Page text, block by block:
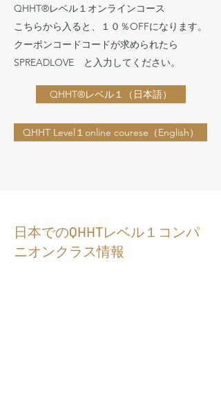
QHHT®レベル１オンラインコース
​こちらから入ると、１０％OFFになります。
クーポンコードコードが求められたら
SPREADLOVE と入力してください。
QHHT®レベル１（日本語）
QHHT Level１online courese（English）
​日本でのQHHTレベル１コンパ
ニオンクラス情報